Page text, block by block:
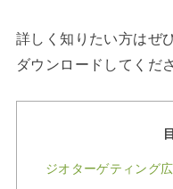
詳しく知りたい方はぜ
ダウンロードしてくだ
ジオターゲティング